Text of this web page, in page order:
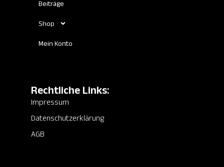
Beiträge
Shop
Mein Konto
Rechtliche Links:
Impressum
Datenschutzerklärung
AGB